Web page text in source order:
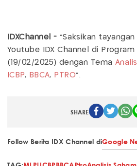
IDXChannel - "Saksikan
Youtube IDX Channel di
(19/02/2025) dengan Tema
ICBP, BBCA, PTRO".
SHARE
Follow Berita IDX Channel diGoogle